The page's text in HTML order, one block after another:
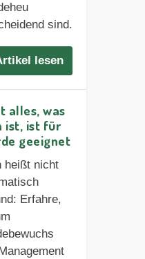
sind.
lesen
alles, was
ist, ist für
geeignet
heißt nicht
Erfahre,